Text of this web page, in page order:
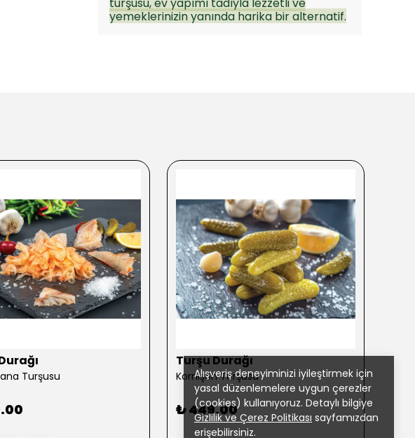
Alışveriş deneyiminizi iyileştirmek için
yasal düzenlemelere uygun çerezler
(cookies) kullanıyoruz. Detaylı bilgiye
Gizlilik ve Çerez Politikası sayfamızdan
erişebilirsiniz.
yemeklerinizin yanında harika bir alternatif.
Turşusu
Turşu Durağı
Kornişon Turşusu
₺ 449.00